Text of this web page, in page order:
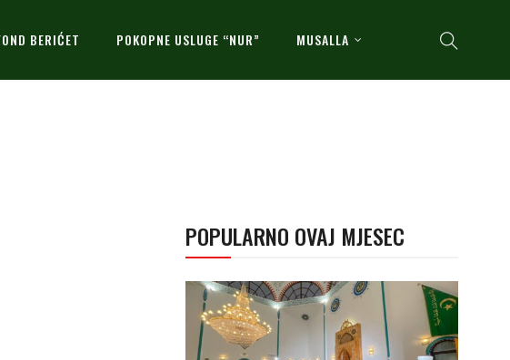
BERIĆET POKOPNE USLUGE “NUR” MUSALLA
POPULARNO OVAJ MJESEC